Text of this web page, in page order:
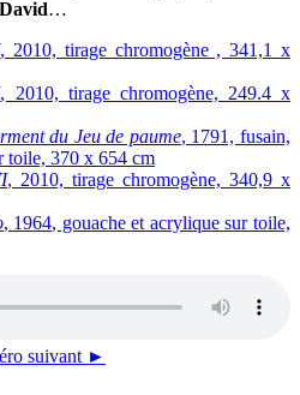
…
, 2010, tirage chromogène , 341,1 x
, 2010, tirage chromogène, 249.4 x
du Jeu de paume, 1791, fusain,
toile, 370 x 654 cm
, 2010, tirage chromogène, 340,9 x
, 1964, gouache et acrylique sur toile,
suivant ►